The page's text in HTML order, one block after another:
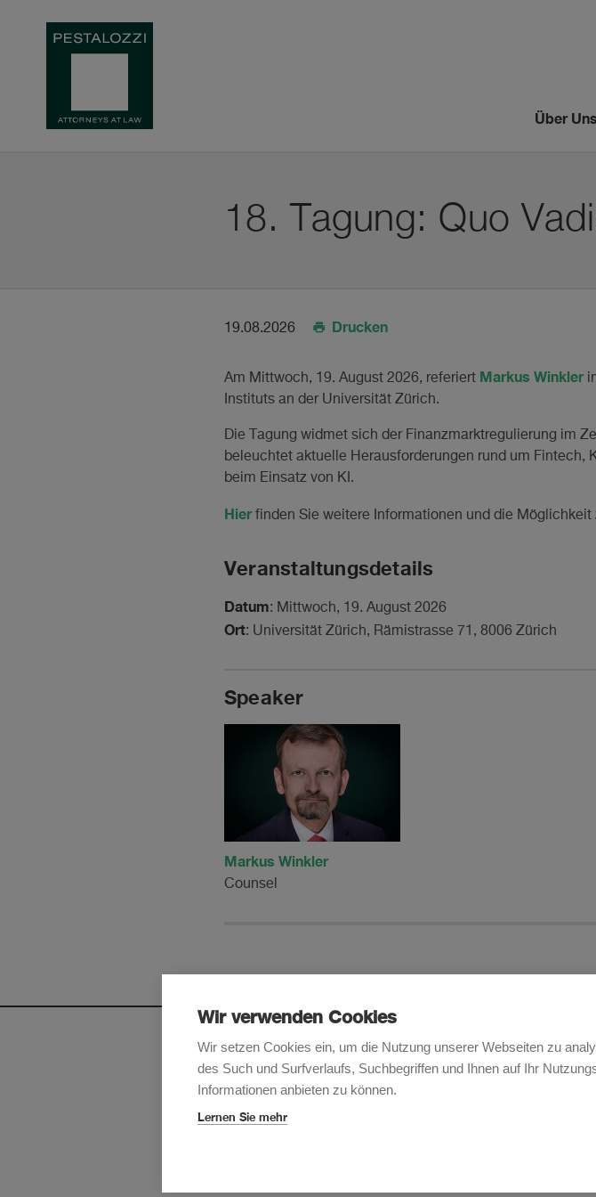
Über Uns
18. Tagung: Quo
19.08.2026 Drucken
Am Mittwoch, 19. August 2026, referiert Markus Winkler
Instituts an der Universität Zürich.
Die Tagung widmet sich der Finanzmarktregulierung im
beleuchtet aktuelle Herausforderungen rund um
beim Einsatz von KI.
Hier finden Sie weitere Informationen und die Möglichkeit
Veranstaltungsdetails
Datum: Mittwoch, 19. August 2026
Ort: Universität Zürich, Rämistrasse 71, 8006 Zürich
Speaker
Markus Winkler
Counsel
Melden Sie sich an, um unsere E-Mail-Updates zu den
Wir verwenden Cookies
Wir setzen Cookies ein, um die Nutzung unserer Webseiten zu
des Such und Surfverlaufs, Suchbegriffen und Ihnen auf Ihr
Informationen anbieten zu können.
Lernen Sie mehr